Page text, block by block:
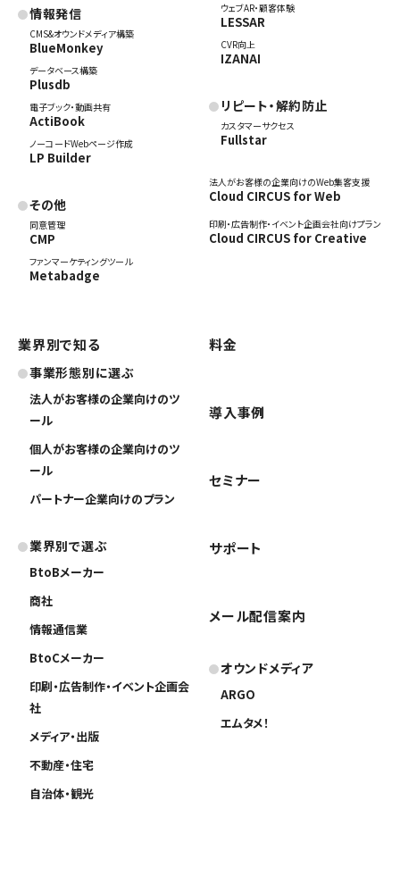
情報発信
CMS&オウンドメディア構築
BlueMonkey
データベース構築
Plusdb
電子ブック・動画共有
ActiBook
ノーコードWebページ作成
LP Builder
その他
同意管理
CMP
ファンマーケティングツール
Metabadge
ウェブAR・顧客体験
LESSAR
CVR向上
IZANAI
リピート・解約防止
カスタマーサクセス
Fullstar
法人がお客様の企業向けのWeb集客支援
Cloud CIRCUS for Web
印刷・広告制作・イベント企画会社向けプラン
Cloud CIRCUS for Creative
業界別で知る
事業形態別に選ぶ
法人がお客様の企業向けのツ
ール
個人がお客様の企業向けのツ
ール
パートナー企業向けのプラン
業界別で選ぶ
BtoBメーカー
商社
情報通信業
BtoCメーカー
印刷・広告制作・イベント企画会
社
メディア・出版
不動産・住宅
自治体・観光
料金
導入事例
セミナー
サポート
メール配信案内
オウンドメディア
ARGO
エムタメ！